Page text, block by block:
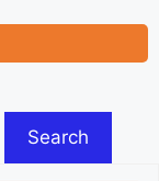
Search